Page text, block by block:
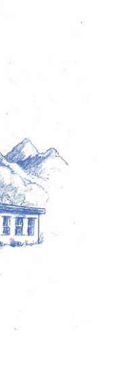
MUSIQUE
l’ivoire du rock
In Tennessee »
18 JUILLET 2026